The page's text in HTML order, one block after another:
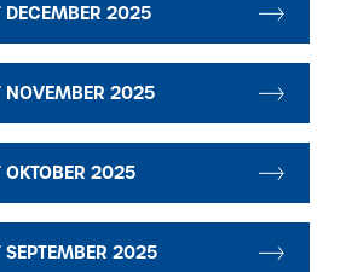
DECEMBER 2025
NOVEMBER 2025
OKTOBER 2025
2025